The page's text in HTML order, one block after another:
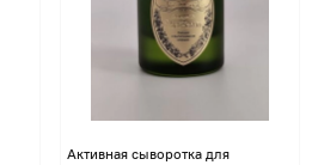
Активная сыворотка для